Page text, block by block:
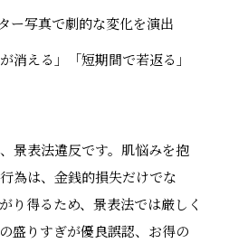
ー写真で劇的な変化を演出
消える」「短期間で若返る」
景表法違反です。肌悩みを抱
為は、金銭的損失だけでな
り得るため、景表法では厳しく
盛りすぎが優良誤認、お得の